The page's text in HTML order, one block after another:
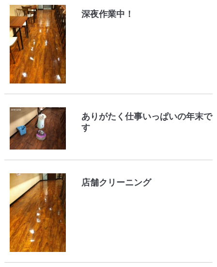
深夜作業中！
ありがたく仕事いっぱいの年末で
す
店舗クリーニング